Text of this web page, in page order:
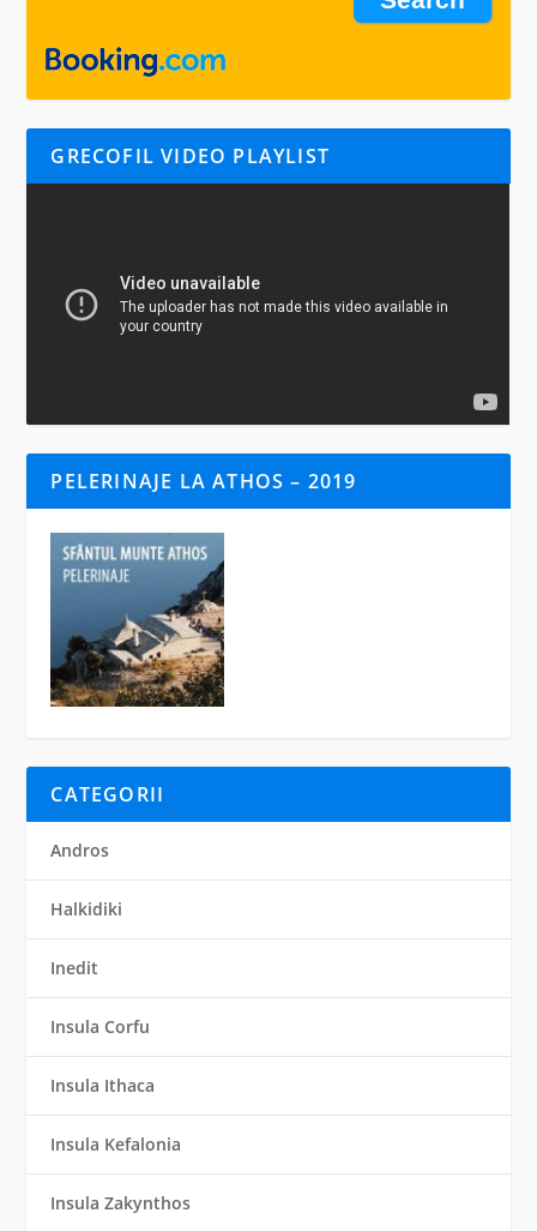
GRECOFIL VIDEO PLAYLIST
PELERINAJE LA ATHOS – 2019
CATEGORII
Andros
Halkidiki
Inedit
Insula Corfu
Insula Ithaca
Insula Kefalonia
Insula Zakynthos